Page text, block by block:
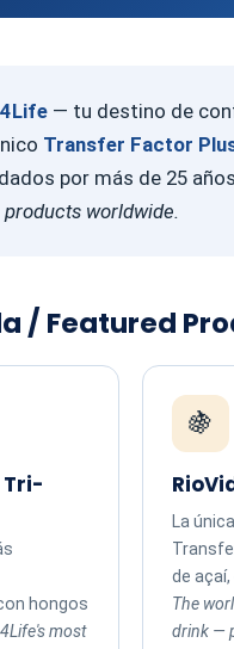
— tu destino de
Transfer Factor
por más de 25
worldwide.
/ Featured
Tri-
hongos
4Life's most
🍇
La
de
The
drink —